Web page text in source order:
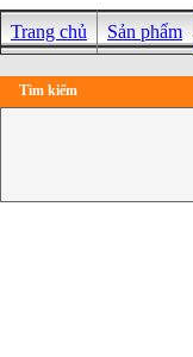
Trang chủ Sản phẩm
Tìm kiếm